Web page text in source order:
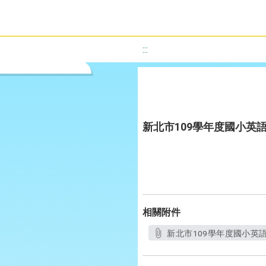
:::
新北市109學年度國小英
相關附件
新北市109學年度國小英